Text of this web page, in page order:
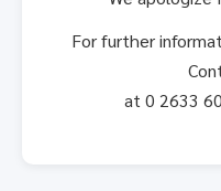
For further
at 0 2633